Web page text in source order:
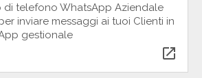
di telefono WhatsApp Aziendale
inviare messaggi ai tuoi Clienti in
gestionale
open_in_new